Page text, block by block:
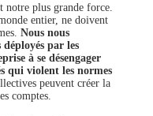
notre plus grande force.
entier, ne doivent
Nous nous
par les
à se désengager
qui violent les normes
peuvent créer la
comptes.